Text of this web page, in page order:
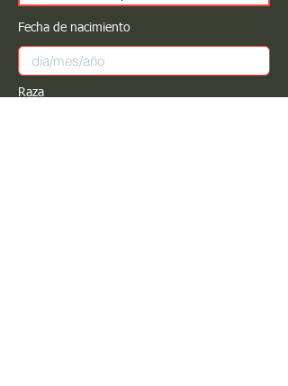
Fecha de nacimiento
Raza